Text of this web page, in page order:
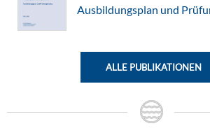
Ausbildungsplan und
ALLE PUBLIKATIONEN